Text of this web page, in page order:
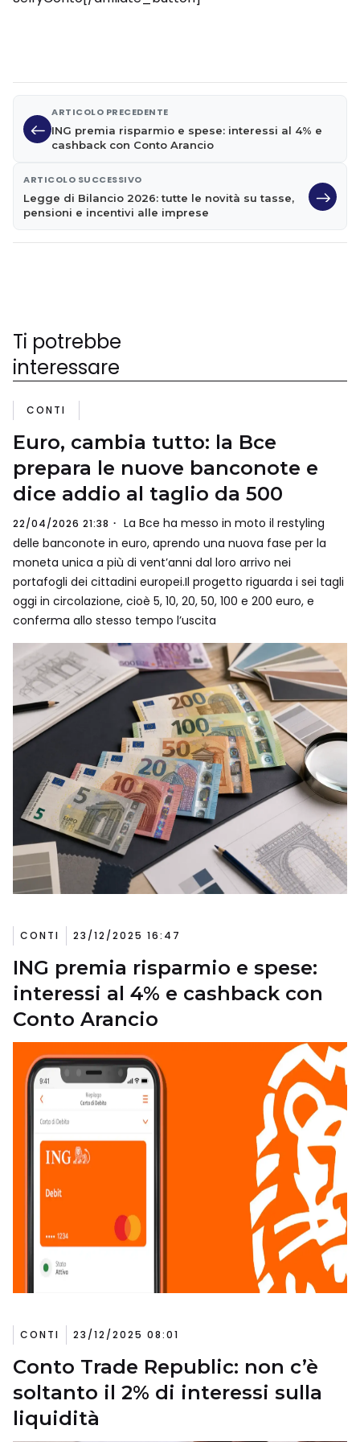
ARTICOLO PRECEDENTE
ING premia risparmio e spese: interessi al 4% e
cashback con Conto Arancio
ARTICOLO SUCCESSIVO
Legge di Bilancio 2026: tutte le novità su tasse,
pensioni e incentivi alle imprese
Ti potrebbe
interessare
CONTI
Euro, cambia tutto: la Bce
prepara le nuove banconote e
dice addio al taglio da 500
22/04/2026 21:38
La Bce ha messo in moto il restyling
delle banconote in euro, aprendo una nuova fase per la
moneta unica a più di vent’anni dal loro arrivo nei
portafogli dei cittadini europei.Il progetto riguarda i sei tagli
oggi in circolazione, cioè 5, 10, 20, 50, 100 e 200 euro, e
conferma allo stesso tempo l’uscita
CONTI 23/12/2025 16:47
ING premia risparmio e spese:
interessi al 4% e cashback con
Conto Arancio
CONTI 23/12/2025 08:01
Conto Trade Republic: non c’è
soltanto il 2% di interessi sulla
liquidità